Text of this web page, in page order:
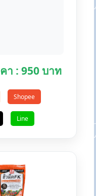
า : 950 บาท
Shopee
Line